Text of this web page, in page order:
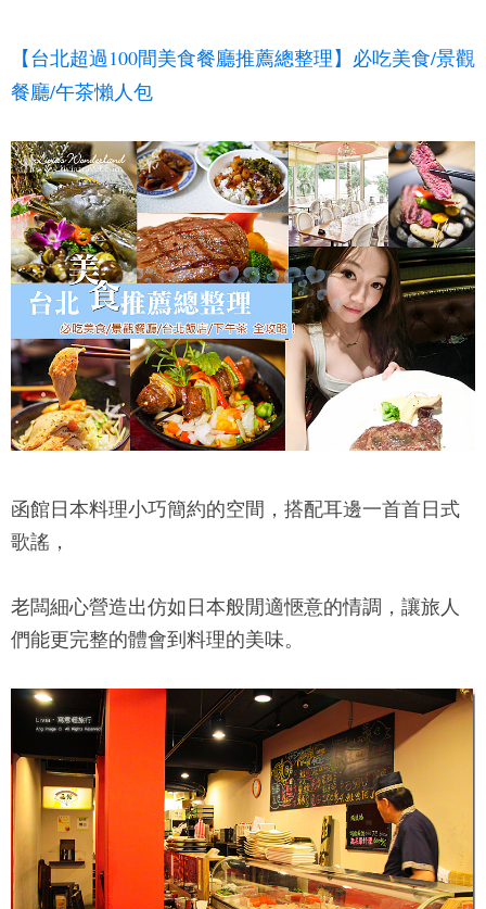
【台北超過100間美食餐廳推薦總整理】必吃美食/景觀
餐廳/午茶懶人包
函館日本料理小巧簡約的空間，搭配耳邊一首首日式
歌謠，
老闆細心營造出仿如日本般閒適愜意的情調，讓旅人
們能更完整的體會到料理的美味。